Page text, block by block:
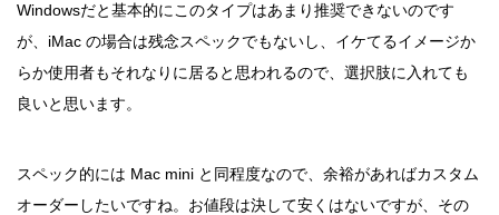
Windowsだと基本的にこのタイプはあまり推奨できないのです
が、iMac の場合は残念スペックでもないし、イケてるイメージか
らか使用者もそれなりに居ると思われるので、選択肢に入れても
良いと思います。
スペック的には Mac mini と同程度なので、余裕があればカスタム
オーダーしたいですね。お値段は決して安くはないですが、その